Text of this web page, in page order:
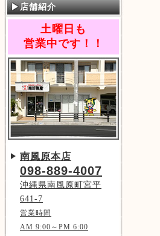
店舗紹介
土曜日も
営業中です！！
南風原本店
098-889-4007
沖縄県南風原町宮平
641-7
営業時間
AM 9:00～PM 6:00